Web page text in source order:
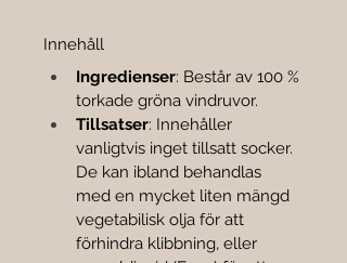
Innehåll
Ingredienser: Består av 100 %
torkade gröna vindruvor.
Tillsatser: Innehåller
vanligtvis inget tillsatt socker.
De kan ibland behandlas
med en mycket liten mängd
vegetabilisk olja för att
förhindra klibbning, eller